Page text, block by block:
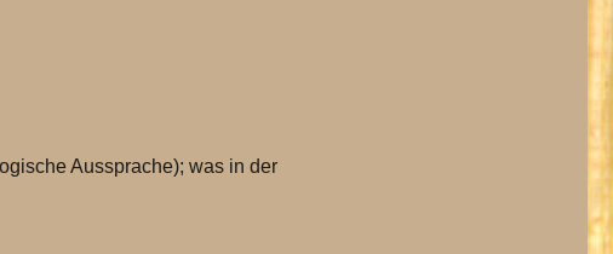
Aussprache); was in der